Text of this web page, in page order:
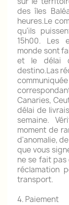
des îles
heures.Le
qu'ils
15h00. Les
monde sont
et le délai
destino.Las
Canaries,
délai de
semaine.
moment de
d'anomalie,
que vous
ne se fait
réclamation
transport.
4. Paiement